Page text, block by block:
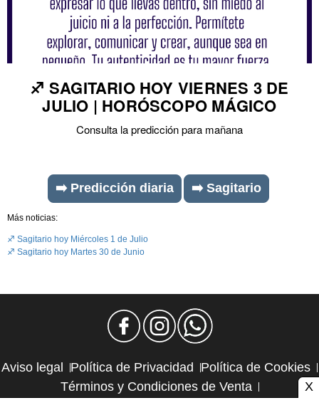
♐ SAGITARIO HOY VIERNES 3 DE
JULIO | HORÓSCOPO MÁGICO
Consulta la predicción para mañana
➡️ Predicción diaria ➡️ Sagitario
Más noticias:
♐ Sagitario hoy Miércoles 1 de Julio
♐ Sagitario hoy Martes 30 de Junio
Aviso legal Política de Privacidad
Política de Cookies
Términos y Condiciones de Venta
X